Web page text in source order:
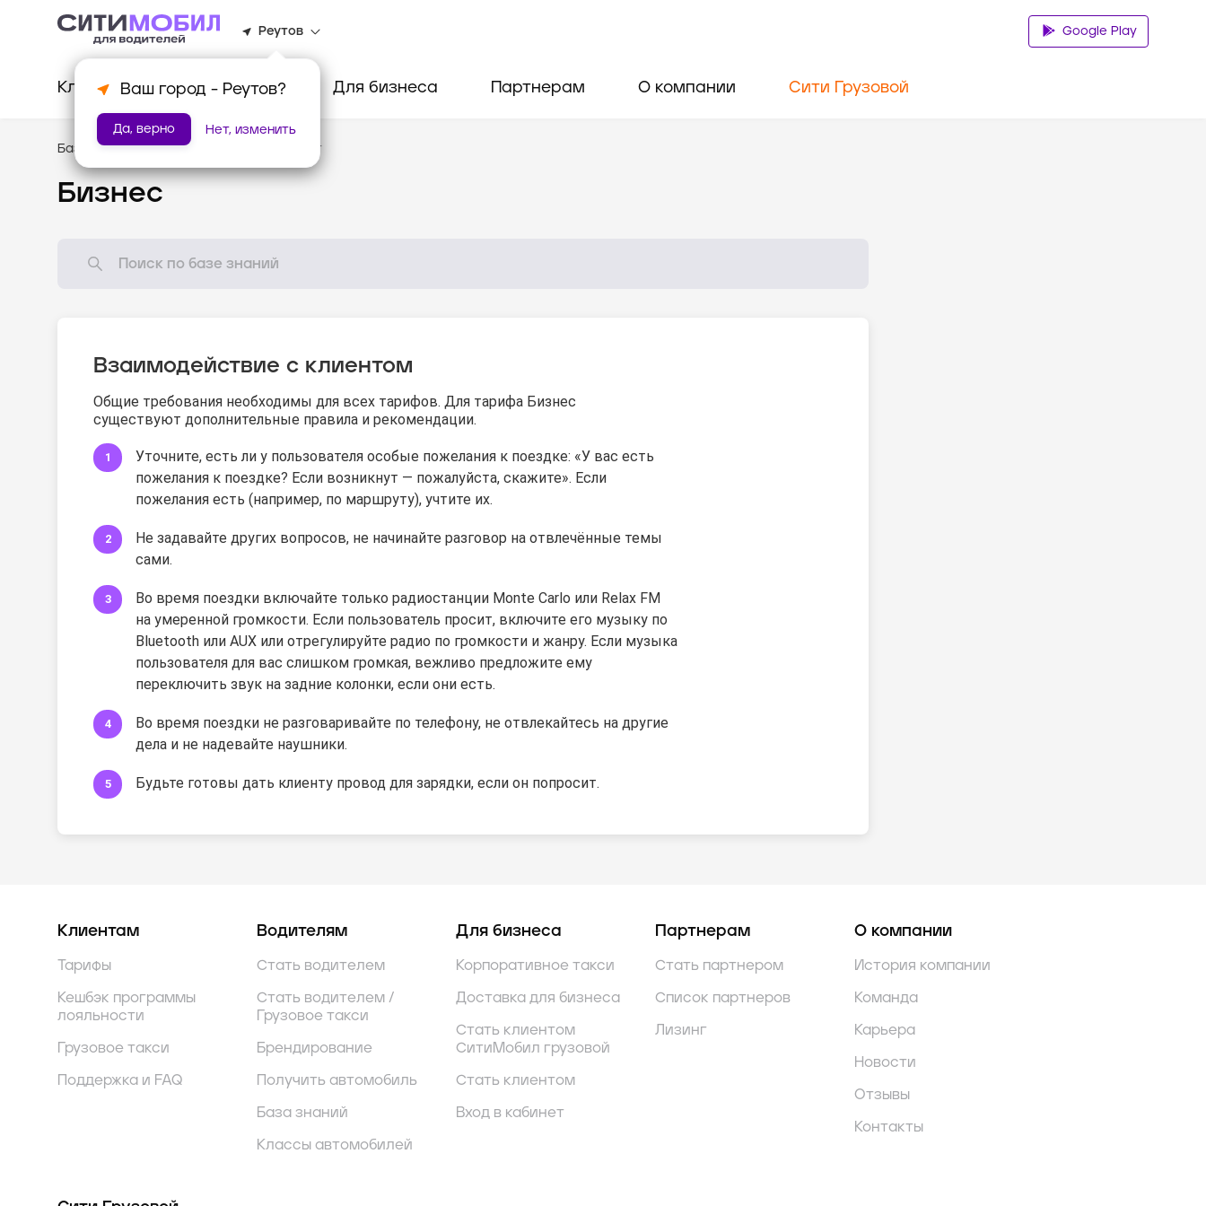
Реутов
Ваш город - Реутов?
Да, верно Нет, изменить
Google Play
Клиентам Водителям Для бизнеса Партнерам О компании Сити Грузовой
База знаний /Стандарты оказания услуг
Бизнес
Взаимодействие с клиентом
Общие требования необходимы для всех тарифов. Для тарифа Бизнес
существуют дополнительные правила и рекомендации.
Уточните, есть ли у пользователя особые пожелания к поездке: «У вас есть
пожелания к поездке? Если возникнут — пожалуйста, скажите». Если
пожелания есть (например, по маршруту), учтите их.
Не задавайте других вопросов, не начинайте разговор на отвлечённые темы
сами.
Во время поездки включайте только радиостанции Monte Carlo или Relax FM
на умеренной громкости. Если пользователь просит, включите его музыку по
Bluetooth или AUX или отрегулируйте радио по громкости и жанру. Если музыка
пользователя для вас слишком громкая, вежливо предложите ему
переключить звук на задние колонки, если они есть.
Во время поездки не разговаривайте по телефону, не отвлекайтесь на другие
дела и не надевайте наушники.
Будьте готовы дать клиенту провод для зарядки, если он попросит.
Клиентам
Тарифы
Кешбэк программы
лояльности
Грузовое такси
Поддержка и FAQ
Водителям
Стать водителем
Стать водителем /
Грузовое такси
Брендирование
Получить автомобиль
База знаний
Классы автомобилей
Для бизнеса
Корпоративное такси
Доставка для бизнеса
Стать клиентом
СитиМобил грузовой
Стать клиентом
Вход в кабинет
Партнерам
Стать партнером
Список партнеров
Лизинг
О компании
История компании
Команда
Карьера
Новости
Отзывы
Контакты